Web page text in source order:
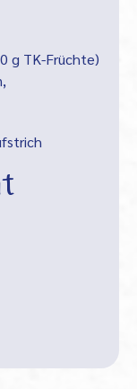
g TK-Früchte)